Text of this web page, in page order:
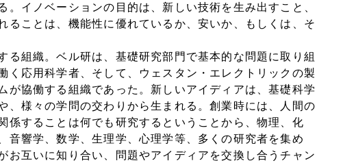
。イノベーションの目的は、新しい技術を生み出すこと、
ることは、機能性に優れているか、安いか、もしくは、そ
る組織。ベル研は、基礎研究部門で基本的な問題に取り組
く応用科学者、そして、ウェスタン・エレクトリックの製
が協働する組織であった。新しいアイディアは、基礎科学
、様々の学問の交わりから生まれる。創業時には、人間の
係することは何でも研究するということから、物理、化
音響学、数学、生理学、心理学等、多くの研究者を集め
お互いに知り合い、問題やアイディアを交換し合うチャン